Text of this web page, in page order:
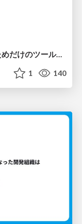
Lean は証明の正しさを確認するためだけのツールって思ってませんか？
1 140